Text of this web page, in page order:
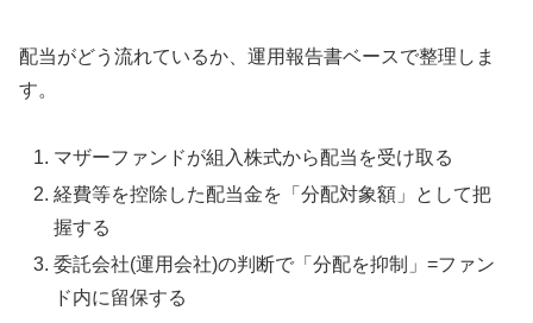
配当がどう流れているか、運用報告書ベースで整理しま
す。
マザーファンドが組入株式から配当を受け取る
経費等を控除した配当金を「分配対象額」として把
握する
委託会社(運用会社)の判断で「分配を抑制」=ファン
ド内に留保する